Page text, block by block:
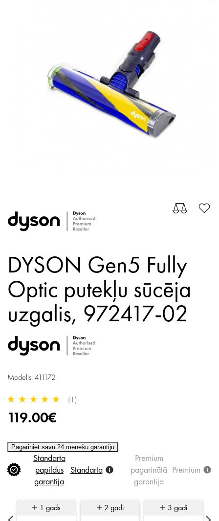
DYSON Gen5 Fully
Optic putekļu sūcēja
uzgalis, 972417-02
Modelis: 411172
(1)
119.00€
Pagariniet savu 24 mēnešu garantiju
Standarta
papildus
garantija
Standarta
Premium
pagarinātā
garantija
Premium
1 gads 2 gadi 3 gadi